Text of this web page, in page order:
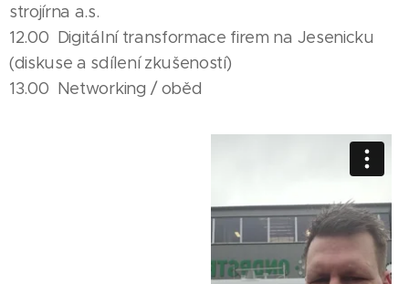
strojírna a.s.
12.00 Digitální transformace firem na Jesenicku
(diskuse a sdílení zkušeností)
13.00 Networking / oběd